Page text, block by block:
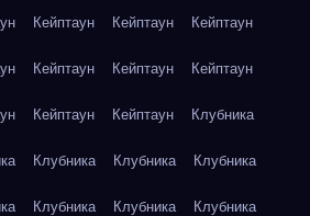
Кейптаун Кейптаун Кейптаун
Кейптаун Кейптаун Кейптаун
Кейптаун Кейптаун Клубника
Клубника Клубника Клубника
Клубника Клубника Клубника